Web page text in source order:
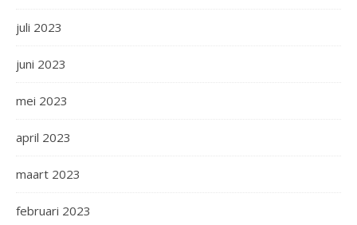
juli 2023
juni 2023
mei 2023
april 2023
maart 2023
februari 2023